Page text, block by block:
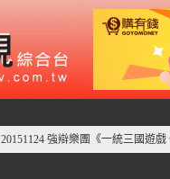
20151124 強辯樂團《一統三國遊